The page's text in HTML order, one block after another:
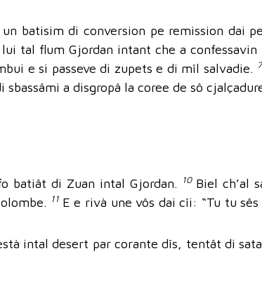
batisim di conversion pe remission dai
tal flum Gjordan intant che a confessavin
e si passeve di zupets e di mîl salvadie.
a disgropâ la coree de sô
batiât di Zuan intal Gjordan. 10 Biel ch’al
11 E e rivà une vôs dai cîi: “Tu tu
intal desert par corante dîs, tentât di